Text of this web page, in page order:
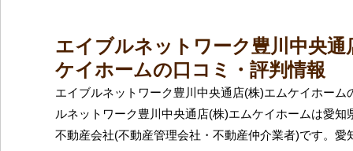
エイブルネットワーク豊川中央通
ケイホームの口コミ・評判情報
エイブルネットワーク豊川中央通店(株)エムケイホーム
ルネットワーク豊川中央通店(株)エムケイホームは愛知
不動産会社(不動産管理会社・不動産仲介業者)です。愛